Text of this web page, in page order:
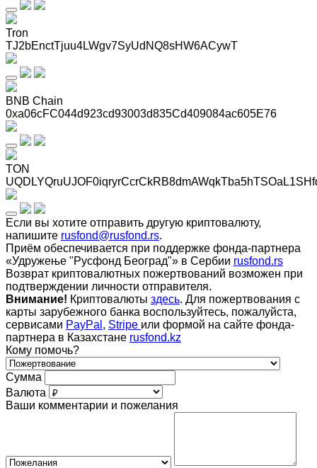
Tron
TJ2bEnctTjuu4LWgv7SyUdNQ8sHW6ACywT
BNB Chain
0xa06cFC044d923cd93003d835Cd409084ac605E76
TON
Если вы хотите отправить другую криптовалюту,
напишите rusfond@rusfond.rs.
Приём обеспечивается при поддержке фонда-партнера
«Удружење "Русфонд Београд"» в Сербии rusfond.rs
Возврат криптовалютных пожертвований возможен при
подтверждении личности отправителя.
Внимание! Криптовалюты здесь. Для пожертвования с
карты зарубежного банка воспользуйтесь, пожалуйста,
сервисами PayPal , Stripe или формой на сайте фонда-
партнера в Казахстане rusfond.kz
Кому помочь?
Сумма
Валюта
Ваши комментарии и пожелания